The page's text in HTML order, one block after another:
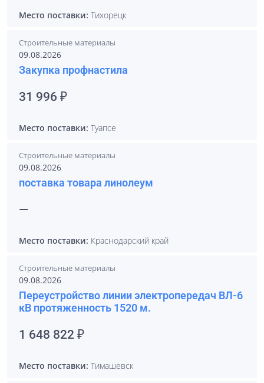
Место поставки: Тихорецк
Строительные материалы
09.08.2026
Закупка профнастила
31 996 ₽
Место поставки: Туапсе
Строительные материалы
09.08.2026
поставка товара линолеум
—
Место поставки: Краснодарский край
Строительные материалы
09.08.2026
Переустройство линии электропередач ВЛ-6
кВ протяженность 1520 м.
1 648 822 ₽
Место поставки: Тимашевск